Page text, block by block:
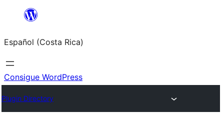
Saltar
contenido
Español (Costa Rica)
Consigue WordPress
Plugin Directory